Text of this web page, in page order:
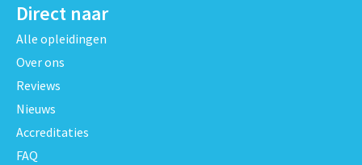
Direct naar
Alle opleidingen
Over ons
Reviews
Nieuws
Accreditaties
FAQ